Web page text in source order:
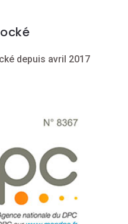
depuis avril 2017